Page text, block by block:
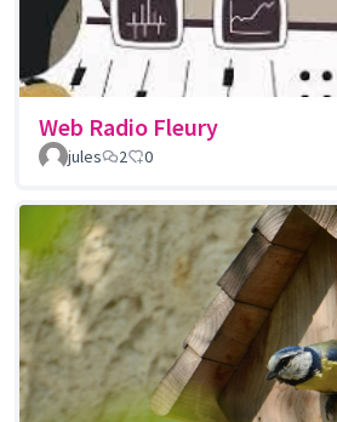
Web Radio Fleury
jules 2 0